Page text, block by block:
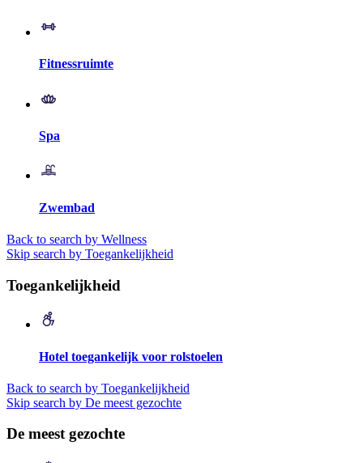
Fitnessruimte
Spa
Zwembad
Back to search by Wellness
Skip search by Toegankelijkheid
Toegankelijkheid
Hotel toegankelijk voor rolstoelen
Back to search by Toegankelijkheid
Skip search by De meest gezochte
De meest gezochte